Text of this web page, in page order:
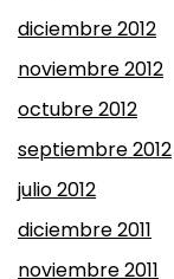
diciembre 2012
noviembre 2012
octubre 2012
septiembre 2012
julio 2012
diciembre 2011
noviembre 2011